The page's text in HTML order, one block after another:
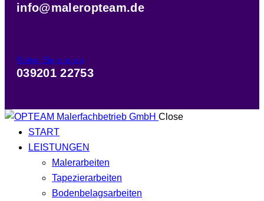
info@maleropteam.de
Rufen Sie uns an
039201 22753
Close
START
LEISTUNGEN
Malerarbeiten
Tapezierarbeiten
Bodenbelagsarbeiten